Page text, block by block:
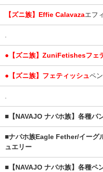
【ズニ族】Effie Calavazaエフ
.
●【ズニ族】ZuniFetishesフェ
●【ズニ族】フェティッシュペ
.
■【NAVAJO ナバホ族】各種バ
■ナバホ族Eagle Fether/イーグ
ュエリー
■【NAVAJO ナバホ族】各種ペ